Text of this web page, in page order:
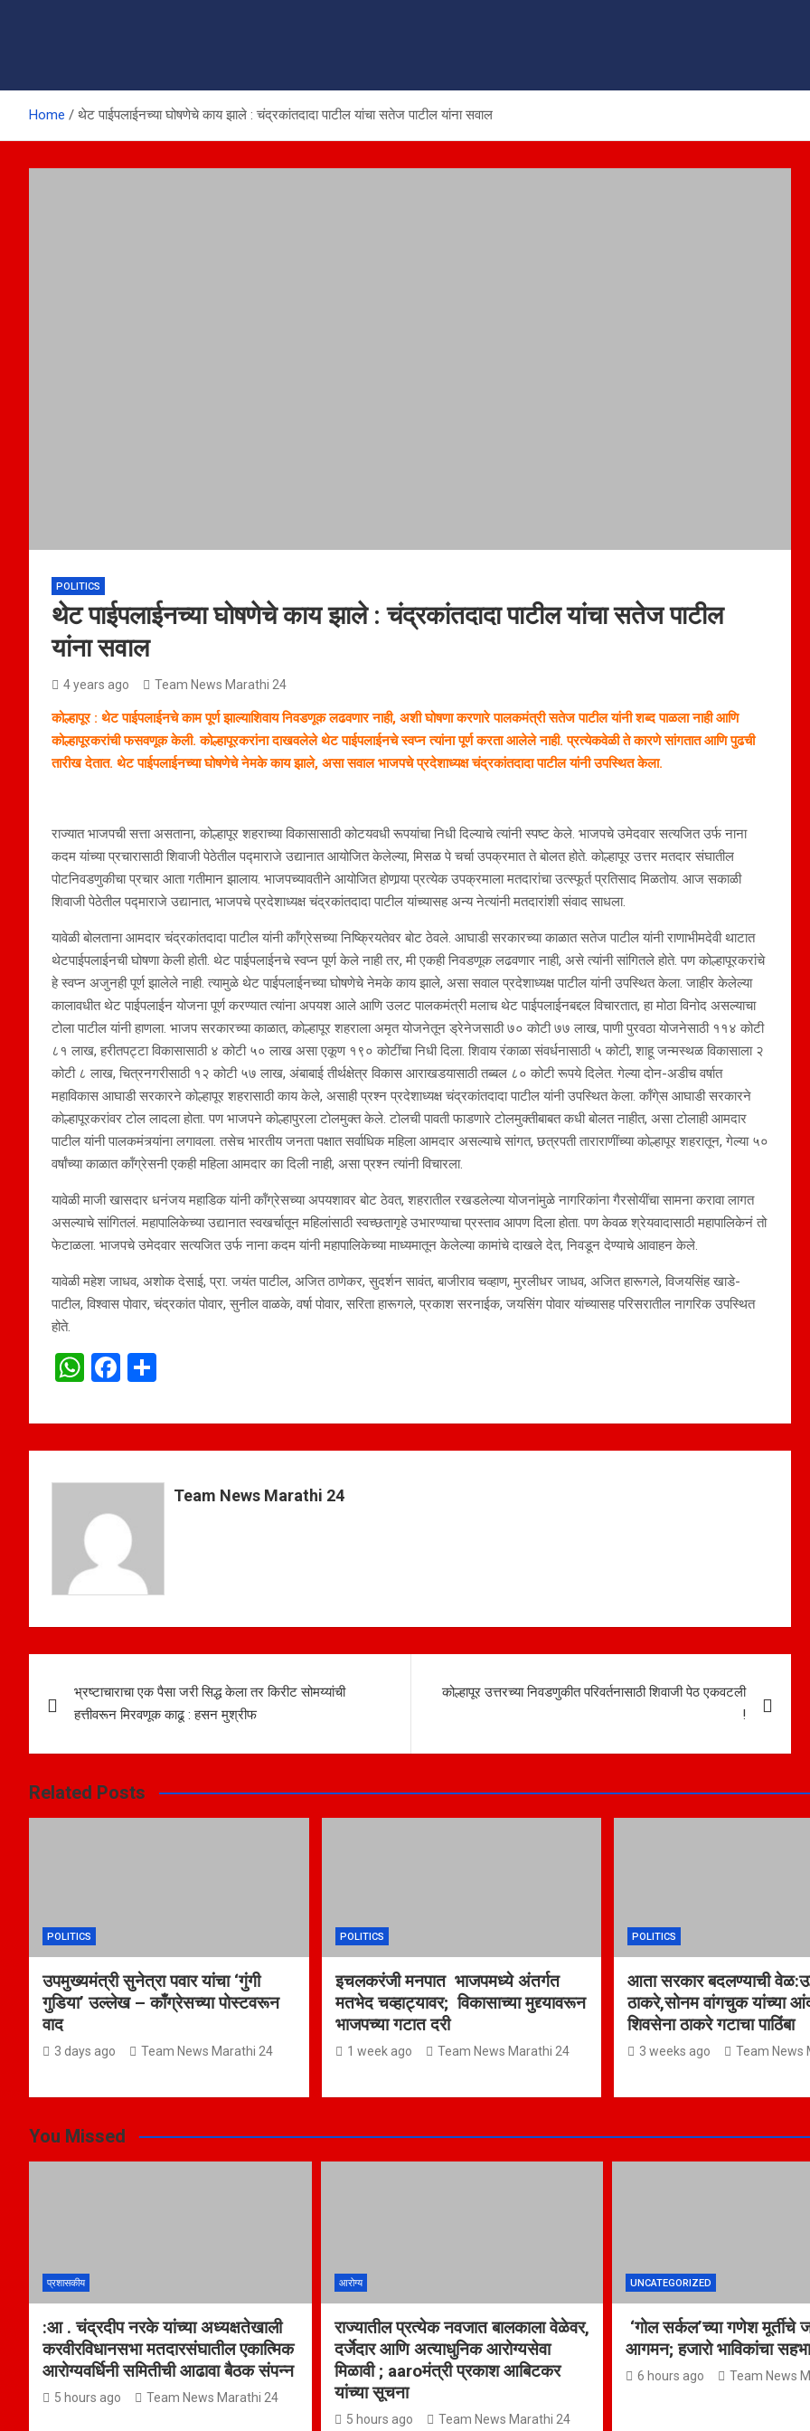
Home थेट पाईपलाईनच्या घोषणेचे काय झाले : चंद्रकांतदादा पाटील यांचा सतेज पाटील यांना सवाल
POLITICS
थेट पाईपलाईनच्या घोषणेचे काय झाले : चंद्रकांतदादा पाटील यांचा सतेज पाटील
यांना सवाल
4 years ago Team News Marathi 24
कोल्हापूर : थेट पाईपलाईनचे काम पूर्ण झाल्याशिवाय निवडणूक लढवणार नाही, अशी घोषणा करणारे पालकमंत्री सतेज पाटील यांनी शब्द पाळला नाही आणि
कोल्हापूरकरांची फसवणूक केली. कोल्हापूरकरांना दाखवलेले थेट पाईपलाईनचे स्वप्न त्यांना पूर्ण करता आलेले नाही. प्रत्येकवेळी ते कारणे सांगतात आणि पुढची
तारीख देतात. थेट पाईपलाईनच्या घोषणेचे नेमके काय झाले, असा सवाल भाजपचे प्रदेशाध्यक्ष चंद्रकांतदादा पाटील यांनी उपस्थित केला.
राज्यात भाजपची सत्ता असताना, कोल्हापूर शहराच्या विकासासाठी कोटयवधी रूपयांचा निधी दिल्याचे त्यांनी स्पष्ट केले. भाजपचे उमेदवार सत्यजित उर्फ नाना
कदम यांच्या प्रचारासाठी शिवाजी पेठेतील पद्माराजे उद्यानात आयोजित केलेल्या, मिसळ पे चर्चा उपक्रमात ते बोलत होते. कोल्हापूर उत्तर मतदार संघातील
पोटनिवडणुकीचा प्रचार आता गतीमान झालाय. भाजपच्यावतीने आयोजित होणार्‍या प्रत्येक उपक्रमाला मतदारांचा उत्स्फूर्त प्रतिसाद मिळतोय. आज सकाळी
शिवाजी पेठेतील पद्माराजे उद्यानात, भाजपचे प्रदेशाध्यक्ष चंद्रकांतदादा पाटील यांच्यासह अन्य नेत्यांनी मतदारांशी संवाद साधला.
यावेळी बोलताना आमदार चंद्रकांतदादा पाटील यांनी कॉंग्रेसच्या निष्क्रियतेवर बोट ठेवले. आघाडी सरकारच्या काळात सतेज पाटील यांनी राणाभीमदेवी थाटात
थेटपाईपलाईनची घोषणा केली होती. थेट पाईपलाईनचे स्वप्न पूर्ण केले नाही तर, मी एकही निवडणूक लढवणार नाही, असे त्यांनी सांगितले होते. पण कोल्हापूरकरांचे
हे स्वप्न अजुनही पूर्ण झालेले नाही. त्यामुळे थेट पाईपलाईनच्या घोषणेचे नेमके काय झाले, असा सवाल प्रदेशाध्यक्ष पाटील यांनी उपस्थित केला. जाहीर केलेल्या
कालावधीत थेट पाईपलाईन योजना पूर्ण करण्यात त्यांना अपयश आले आणि उलट पालकमंत्री मलाच थेट पाईपलाईनबद्दल विचारतात, हा मोठा विनोद असल्याचा
टोला पाटील यांनी हाणला. भाजप सरकारच्या काळात, कोल्हापूर शहराला अमृत योजनेतून ड्रेनेजसाठी ७० कोटी ७७ लाख, पाणी पुरवठा योजनेसाठी ११४ कोटी
८१ लाख, हरीतपट्टा विकासासाठी ४ कोटी ५० लाख असा एकूण १९० कोटींचा निधी दिला. शिवाय रंकाळा संवर्धनासाठी ५ कोटी, शाहू जन्मस्थळ विकासाला २
कोटी ८ लाख, चित्रनगरीसाठी १२ कोटी ५७ लाख, अंबाबाई तीर्थक्षेत्र विकास आराखडयासाठी तब्बल ८० कोटी रूपये दिलेत. गेल्या दोन-अडीच वर्षात
महाविकास आघाडी सरकारने कोल्हापूर शहरासाठी काय केले, असाही प्रश्‍न प्रदेशाध्यक्ष चंद्रकांतदादा पाटील यांनी उपस्थित केला. कॉंगे्स आघाडी सरकारने
कोल्हापूरकरांवर टोल लादला होता. पण भाजपने कोल्हापुरला टोलमुक्त केले. टोलची पावती फाडणारे टोलमुक्तीबाबत कधी बोलत नाहीत, असा टोलाही आमदार
पाटील यांनी पालकमंत्र्यांना लगावला. तसेच भारतीय जनता पक्षात सर्वाधिक महिला आमदार असल्याचे सांगत, छत्रपती ताराराणींच्या कोल्हापूर शहरातून, गेल्या ५०
वर्षांच्या काळात कॉंग्रेसनी एकही महिला आमदार का दिली नाही, असा प्रश्‍न त्यांनी विचारला.
यावेळी माजी खासदार धनंजय महाडिक यांनी कॉंग्रेसच्या अपयशावर बोट ठेवत, शहरातील रखडलेल्या योजनांमुळे नागरिकांना गैरसोयींचा सामना करावा लागत
असल्याचे सांगितलं. महापालिकेच्या उद्यानात स्वखर्चातून महिलांसाठी स्वच्छतागृहे उभारण्याचा प्रस्ताव आपण दिला होता. पण केवळ श्रेयवादासाठी महापालिकेनं तो
फेटाळला. भाजपचे उमेदवार सत्यजित उर्फ नाना कदम यांनी महापालिकेच्या माध्यमातून केलेल्या कामांचे दाखले देत, निवडून देण्याचे आवाहन केले.
यावेळी महेश जाधव, अशोक देसाई, प्रा. जयंत पाटील, अजित ठाणेकर, सुदर्शन सावंत, बाजीराव चव्हाण, मुरलीधर जाधव, अजित हारूगले, विजयसिंह खाडे-
पाटील, विश्‍वास पोवार, चंद्रकांत पोवार, सुनील वाळके, वर्षा पोवार, सरिता हारूगले, प्रकाश सरनाईक, जयसिंग पोवार यांच्यासह परिसरातील नागरिक उपस्थित
होते.
W
at
s
A
p
p
F
ce
b
o
o
k
ar
e
Team News Marathi 24
navigation
भ्रष्टाचाराचा एक पैसा जरी सिद्ध केला तर किरीट सोमय्यांची
हत्तीवरून मिरवणूक काढू : हसन मुश्रीफ
कोल्हापूर उत्तरच्या निवडणुकीत परिवर्तनासाठी शिवाजी पेठ एकवटली
!
Related Posts
POLITICS
उपमुख्यमंत्री सुनेत्रा पवार यांचा ‘गुंगी
गुडिया’ उल्लेख – काँग्रेसच्या पोस्टवरून
वाद
3 days ago Team News Marathi 24
POLITICS
इचलकरंजी मनपात भाजपमध्ये अंतर्गत
मतभेद चव्हाट्यावर; विकासाच्या मुद्द्यावरून
भाजपच्या गटात दरी
1 week ago Team News Marathi 24
POLITICS
आता सरकार बदलण्याची
ठाकरे,सोनम वांगचुक यांच्या
शिवसेना ठाकरे गटाचा पाठिंबा
3 weeks ago Team News
You Missed
प्रशासकीय
:आ . चंद्रदीप नरके यांच्या अध्यक्षतेखाली
करवीरविधानसभा मतदारसंघातील एकात्मिक
आरोग्यवर्धिनी समितीची आढावा बैठक संपन्न
5 hours ago Team News Marathi 24
आरोग्य
राज्यातील प्रत्येक नवजात बालकाला वेळेवर,
दर्जेदार आणि अत्याधुनिक आरोग्यसेवा
मिळावी ; aaroमंत्री प्रकाश आबिटकर
यांच्या सूचना
5 hours ago Team News Marathi 24
UNCATEGORIZED
‘गोल सर्कल’च्या गणेश मूर्तीचे
आगमन; हजारो भाविकांचा
6 hours ago Team News